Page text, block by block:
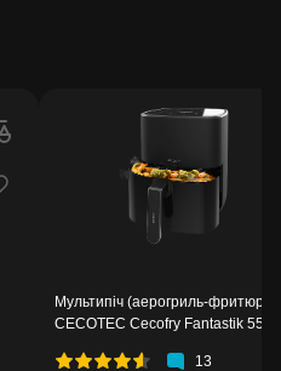
Мультипіч (аерогриль-
CECOTEC Cecofry Fantastik 5500
13